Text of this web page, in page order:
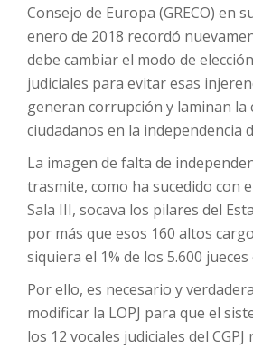
Consejo de Europa (GRECO) en
enero de 2018 recordó
debe cambiar el modo de
judiciales para evitar esas
generan corrupción y laminan la
ciudadanos en la independencia
La imagen de falta de
trasmite, como ha sucedido con
Sala III, socava los pilares del
por más que esos 160 altos
siquiera el 1% de los 5.600
Por ello, es necesario y
modificar la LOPJ para que el
los 12 vocales judiciales del